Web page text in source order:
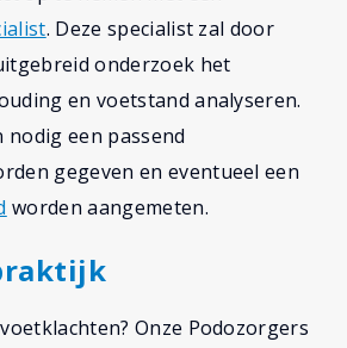
. Deze specialist zal door
onderzoek het
en voetstand analyseren.
een passend
gegeven en eventueel een
worden aangemeten.
Onze Podozorgers